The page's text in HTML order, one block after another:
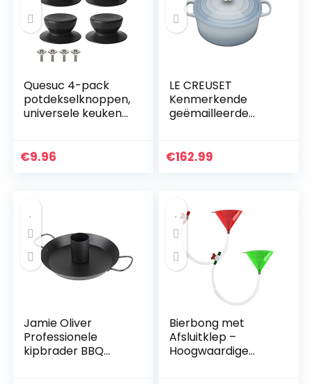
Quesuc 4-pack
potdekselknoppen,
universele keuken
knoppen braadpan
€9.96
LE CREUSET
Kenmerkende
geëmailleerde
deksel, 20 cm, 2,4
€162.99
Jamie Oliver
Professionele
kipbrader BBQ
Bierbong met
Afsluitklep –
Hoogwaardige